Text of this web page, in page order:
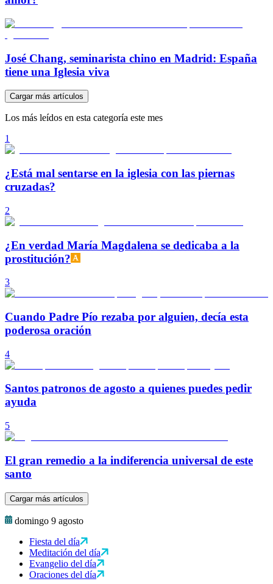
José Chang, seminarista chino en Madrid: España
tiene una Iglesia viva
Cargar más artículos
Los más leídos en esta categoría este mes
1
¿Está mal sentarse en la iglesia con las piernas
cruzadas?
2
¿En verdad María Magdalena se dedicaba a la
prostitución?
3
Cuando Padre Pío rezaba por alguien, decía esta
poderosa oración
4
Santos patronos de agosto a quienes puedes pedir
ayuda
5
El gran remedio a la indiferencia universal de este
santo
Cargar más artículos
domingo 9 agosto
Fiesta del día
Meditación del día
Evangelio del día
Oraciones del día